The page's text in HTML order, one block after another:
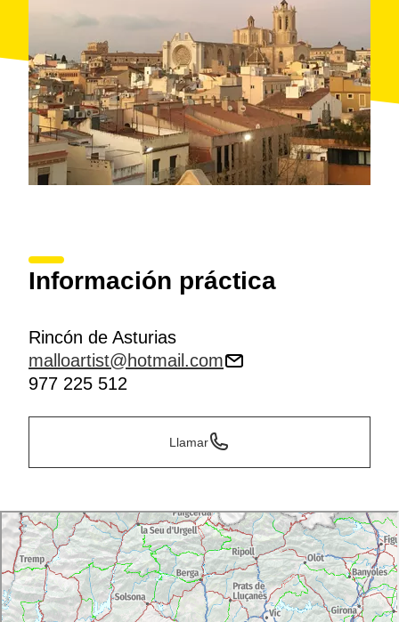
Información práctica
Rincón de Asturias
malloartist@hotmail.com
977 225 512
Llamar